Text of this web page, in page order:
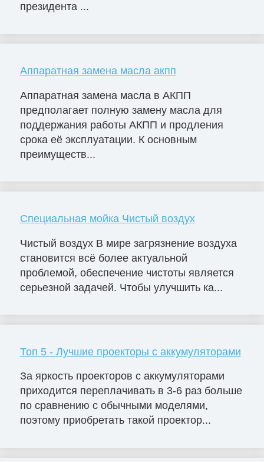
президента ...
Аппаратная замена масла акпп
Аппаратная замена масла в АКПП
предполагает полную замену масла для
поддержания работы АКПП и продления
срока её эксплуатации. К основным
преимуществ...
Специальная мойка Чистый воздух
Чистый воздух В мире загрязнение воздуха
становится всё более актуальной
проблемой, обеспечение чистоты является
серьезной задачей. Чтобы улучшить ка...
Топ 5 - Лучшие проекторы с аккумуляторами
За яркость проекторов с аккумуляторами
приходится переплачивать в 3-6 раз больше
по сравнению с обычными моделями,
поэтому приобретать такой проектор...